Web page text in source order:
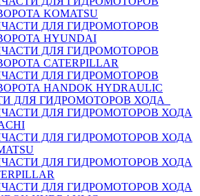
KOMATSU
ДЛЯ ГИДРОМОТОРОВ
HYUNDAI
ДЛЯ ГИДРОМОТОРОВ
CATERPILLAR
ДЛЯ ГИДРОМОТОРОВ
HANDOK HYDRAULIC
ДЛЯ ГИДРОМОТОРОВ ХОДА
ДЛЯ ГИДРОМОТОРОВ ХОДА
ДЛЯ ГИДРОМОТОРОВ ХОДА
ДЛЯ ГИДРОМОТОРОВ ХОДА
ДЛЯ ГИДРОМОТОРОВ ХОДА